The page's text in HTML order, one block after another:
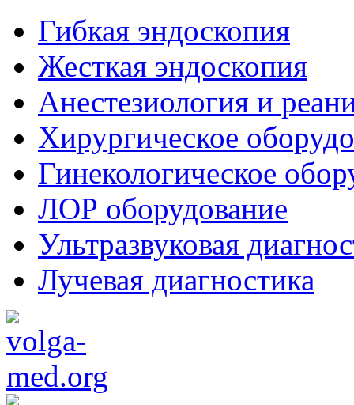
Гибкая эндоскопия
Жесткая эндоскопия
Анестезиология и
Хирургическое
Гинекологическое
ЛОР оборудование
Ультразвуковая
Лучевая диагностика